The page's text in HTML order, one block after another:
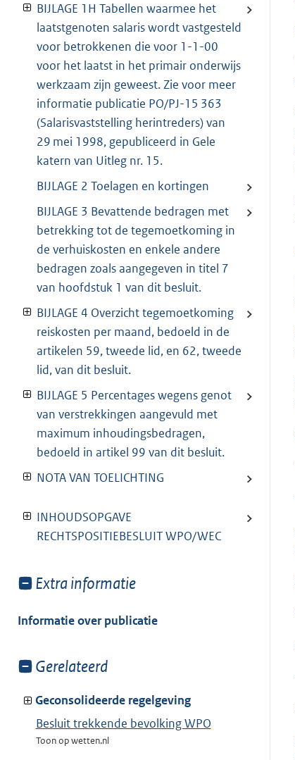
BIJLAGE 1H Tabellen waarmee het
laatstgenoten salaris wordt vastgesteld
voor betrokkenen die voor 1-1-00
voor het laatst in het primair onderwijs
werkzaam zijn geweest. Zie voor meer
informatie publicatie PO/PJ-15 363
(Salarisvaststelling herintreders) van
29 mei 1998, gepubliceerd in Gele
katern van Uitleg nr. 15.
BIJLAGE 2 Toelagen en kortingen
BIJLAGE 3 Bevattende bedragen met
betrekking tot de tegemoetkoming in
de verhuiskosten en enkele andere
bedragen zoals aangegeven in titel 7
van hoofdstuk 1 van dit besluit.
BIJLAGE 4 Overzicht tegemoetkoming
reiskosten per maand, bedoeld in de
artikelen 59, tweede lid, en 62, tweede
lid, van dit besluit.
BIJLAGE 5 Percentages wegens genot
van verstrekkingen aangevuld met
maximum inhoudingsbedragen,
bedoeld in artikel 99 van dit besluit.
NOTA VAN TOELICHTING
INHOUDSOPGAVE
RECHTSPOSITIEBESLUIT WPO/WEC
Toon
van:
Extra informatie
Informatie over publicatie
Toon
van:
Gerelateerd
Geconsolideerde regelgeving
Besluit trekkende bevolking WPO
Toon op wetten.nl